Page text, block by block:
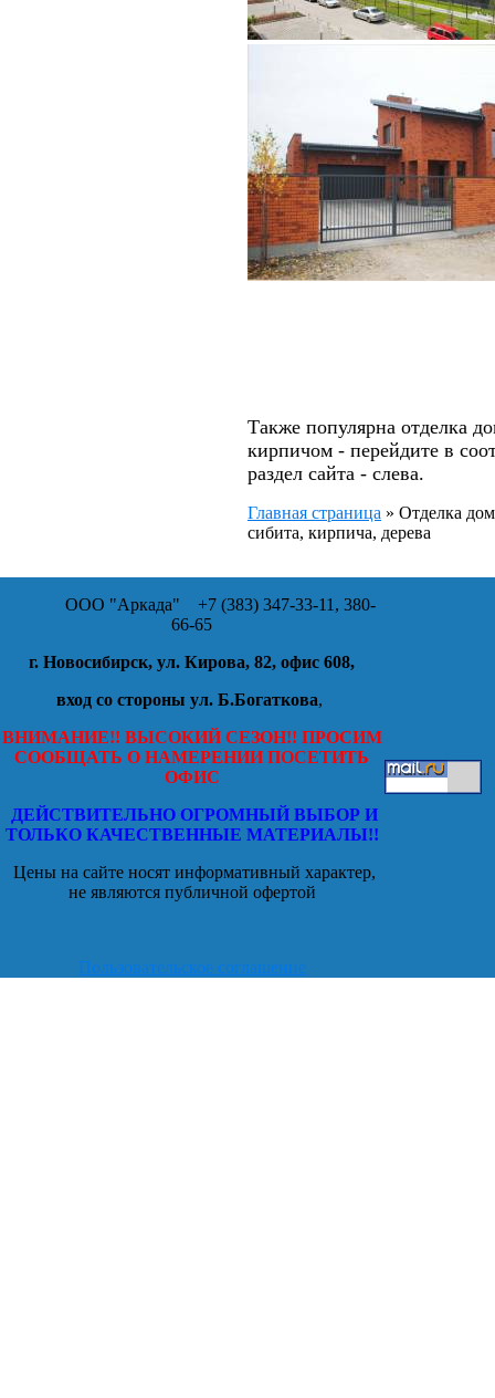
Также популярна отделка
кирпичом - перейдите в
раздел сайта - слева.
Главная страница » Отделка
сибита, кирпича, дерева
ООО "Аркада" +7 (383) 347-33-11, 380-
66-65
г. Новосибирск, ул. Кирова, 82, офис 608,
вход со стороны ул. Б.Богаткова,
ВНИМАНИЕ!! ВЫСОКИЙ СЕЗОН!! ПРОСИМ
СООБЩАТЬ О НАМЕРЕНИИ ПОСЕТИТЬ
ОФИС
ДЕЙСТВИТЕЛЬНО ОГРОМНЫЙ ВЫБОР И
ТОЛЬКО КАЧЕСТВЕННЫЕ МАТЕРИАЛЫ!!
Цены на сайте носят информативный характер,
не являются публичной офертой
Пользовательское соглашение